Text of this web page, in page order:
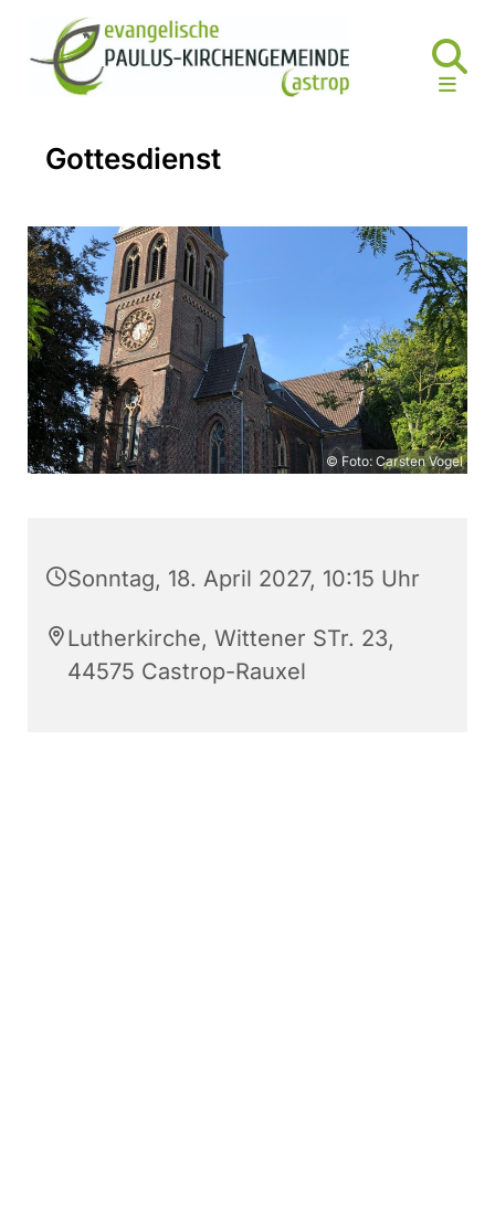
Gottesdienst
© Foto: Carsten Vogel
Sonntag, 18. April 2027, 10:15 Uhr
Lutherkirche, Wittener STr. 23,
44575 Castrop-Rauxel